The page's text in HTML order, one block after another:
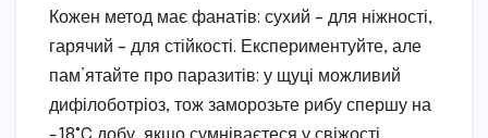
Кожен метод має фанатів: сухий – для ніжності,
гарячий – для стійкості. Експериментуйте, але
пам’ятайте про паразитів: у щуці можливий
дифілоботріоз, тож заморозьте рибу спершу на